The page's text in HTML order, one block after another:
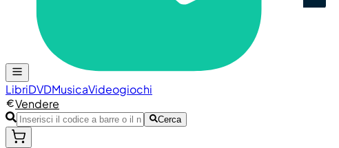
LibriDVDMusicaVideogiochi
Vendere
Cerca